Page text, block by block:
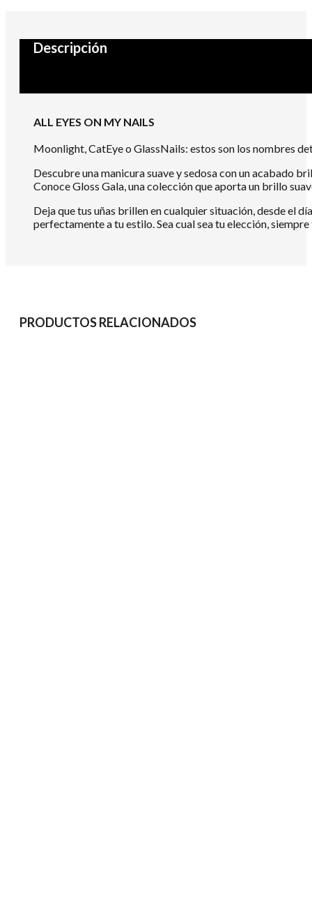
Descripción
ALL EYES ON MY NAILS
Moonlight, CatEye o GlassNails: estos son los nombres
Descubre una manicura suave y sedosa con un acabado
Conoce Gloss Gala, una colección que aporta un brillo
Deja que tus uñas brillen en cualquier situación, desde el
perfectamente a tu estilo. Sea cual sea tu elección,
PRODUCTOS RELACIONADOS